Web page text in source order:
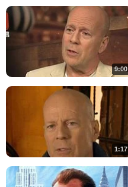
9:00
1:17